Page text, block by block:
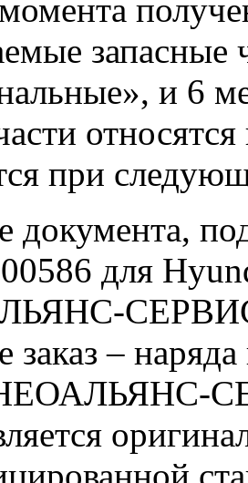
запасные
и 6
при
документа,
для
заказ –